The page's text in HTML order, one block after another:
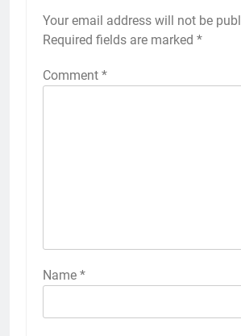
Your email address will not be
Required fields are marked *
Comment *
Name *